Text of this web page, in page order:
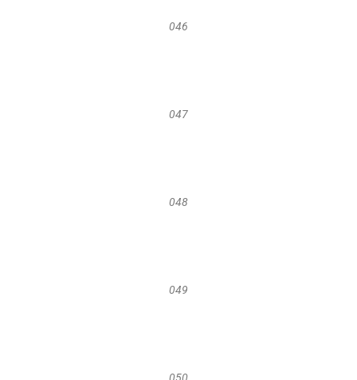
046
047
048
049